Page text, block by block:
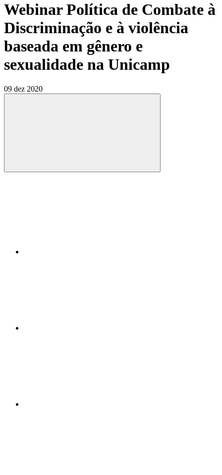
Webinar Política de Combate à
Discriminação e à violência
baseada em gênero e
sexualidade na Unicamp
09 dez 2020
Compartilhar